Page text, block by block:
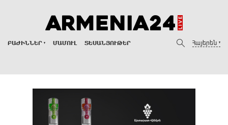
ԲԱԺԻՆՆԵՐ ՄԱՄՈՒԼ ՏԵՍԱՆՅՈՒԹԵՐ Հայերեն